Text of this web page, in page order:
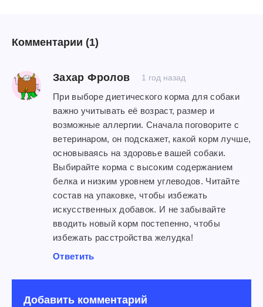
Комментарии (1)
Захар Фролов 1 год назад
При выборе диетического корма для собаки
важно учитывать её возраст, размер и
возможные аллергии. Сначала поговорите с
ветеринаром, он подскажет, какой корм лучше,
основываясь на здоровье вашей собаки.
Выбирайте корма с высоким содержанием
белка и низким уровнем углеводов. Читайте
состав на упаковке, чтобы избежать
искусственных добавок. И не забывайте
вводить новый корм постепенно, чтобы
избежать расстройства желудка!
Ответить
Добавить комментарий